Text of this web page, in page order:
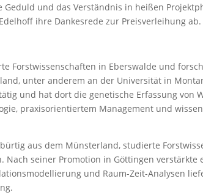
und das Verständnis in heißen
ihre Dankesrede zur Preisverleihung ab.
Forstwissenschaften in Eberswalde und
unter anderem an der Universität in
und hat dort die genetische Erfassung
praxisorientiertem Management und
aus dem Münsterland, studierte
Nach seiner Promotion in Göttingen verstärkte
und Raum-Zeit-Analysen